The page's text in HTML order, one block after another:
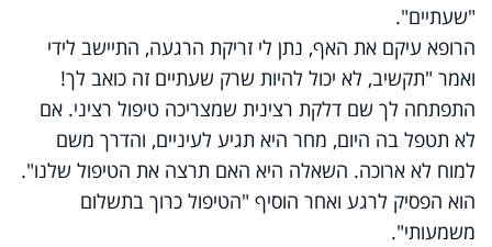
"שעתיים".
הרופא עיקם את האף, נתן לי זריקת הרגעה, התיישב לידי
ואמר "תקשיב, לא יכול להיות שרק שעתיים זה כואב לך!
התפתחה לך שם דלקת רצינית שמצריכה טיפול רציני. אם
לא תטפל בה היום, מחר היא תגיע לעיניים, והדרך משם
למוח לא ארוכה. השאלה היא האם תרצה את הטיפול שלנו".
הוא הפסיק לרגע ואחר הוסיף "הטיפול כרוך בתשלום
משמעותי".